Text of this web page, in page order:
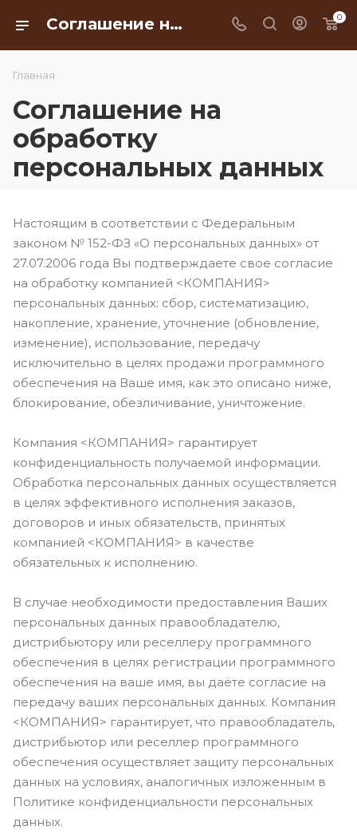
Соглашение на обработку персональных данных 0
Главная
Соглашение на
обработку
персональных данных
Настоящим в соответствии с Федеральным
законом № 152-ФЗ «О персональных данных» от
27.07.2006 года Вы подтверждаете свое согласие
на обработку компанией <КОМПАНИЯ>
персональных данных: сбор, систематизацию,
накопление, хранение, уточнение (обновление,
изменение), использование, передачу
исключительно в целях продажи программного
обеспечения на Ваше имя, как это описано ниже,
блокирование, обезличивание, уничтожение.
Компания <КОМПАНИЯ> гарантирует
конфиденциальность получаемой информации.
Обработка персональных данных осуществляется
в целях эффективного исполнения заказов,
договоров и иных обязательств, принятых
компанией <КОМПАНИЯ> в качестве
обязательных к исполнению.
В случае необходимости предоставления Ваших
персональных данных правообладателю,
дистрибьютору или реселлеру программного
обеспечения в целях регистрации программного
обеспечения на ваше имя, вы даёте согласие на
передачу ваших персональных данных. Компания
<КОМПАНИЯ> гарантирует, что правообладатель,
дистрибьютор или реселлер программного
обеспечения осуществляет защиту персональных
данных на условиях, аналогичных изложенным в
Политике конфиденциальности персональных
данных.